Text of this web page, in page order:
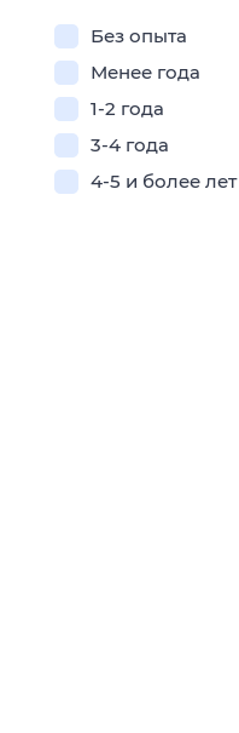
Без опыта
Менее года
1-2 года
3-4 года
4-5 и более лет